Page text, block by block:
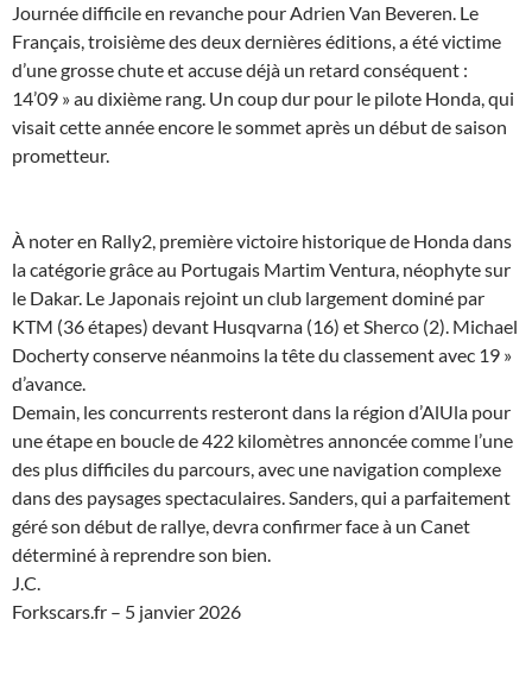
Journée difficile en revanche pour Adrien Van Beveren. Le
Français, troisième des deux dernières éditions, a été victime
d’une grosse chute et accuse déjà un retard conséquent :
14’09 » au dixième rang. Un coup dur pour le pilote Honda, qui
visait cette année encore le sommet après un début de saison
prometteur.
À noter en Rally2, première victoire historique de Honda dans
la catégorie grâce au Portugais Martim Ventura, néophyte sur
le Dakar. Le Japonais rejoint un club largement dominé par
KTM (36 étapes) devant Husqvarna (16) et Sherco (2). Michael
Docherty conserve néanmoins la tête du classement avec 19 »
d’avance.
Demain, les concurrents resteront dans la région d’AlUla pour
une étape en boucle de 422 kilomètres annoncée comme l’une
des plus difficiles du parcours, avec une navigation complexe
dans des paysages spectaculaires. Sanders, qui a parfaitement
géré son début de rallye, devra confirmer face à un Canet
déterminé à reprendre son bien.
J.C.
Forkscars.fr – 5 janvier 2026